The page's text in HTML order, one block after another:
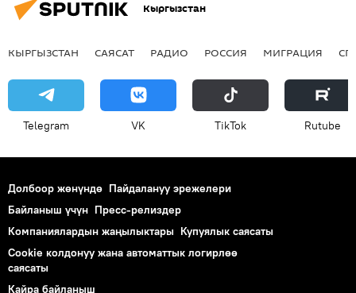
Кыргызстан
КЫРГЫЗСТАН САЯСАТ РАДИО РОССИЯ МИГРАЦИЯ
Telegram VK ТikТоk Rutube
Долбоор жөнүндө Пайдалануу эрежелери
Байланыш үчүн Пресс-релиздер
Компаниялардын жаңылыктары Купуялык саясаты
Cookie колдонуу жана автоматтык логирлөө
саясаты
Кайра байланыш